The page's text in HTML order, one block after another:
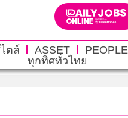
ตล์ ASSET PEOPLE
ทุกทิศทั่วไทย